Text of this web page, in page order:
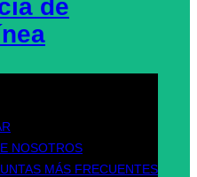
de
NOSOTROS
MÁS FRECUENTES